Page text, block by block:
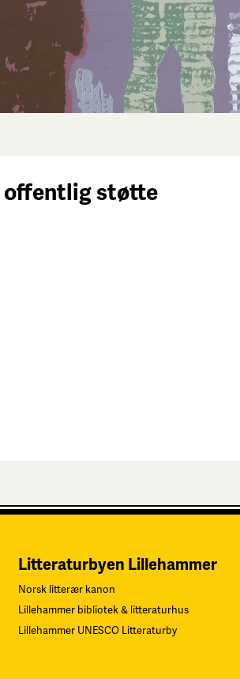
offentlig støtte
Litteraturbyen Lillehammer
Norsk litterær kanon
Lillehammer bibliotek & litteraturhus
Lillehammer UNESCO Litteraturby